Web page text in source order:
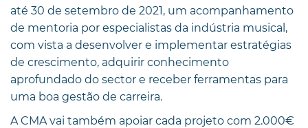
até 30 de setembro de 2021, um acompanhamento
de mentoria por especialistas da indústria musical,
com vista a desenvolver e implementar estratégias
de crescimento, adquirir conhecimento
aprofundado do sector e receber ferramentas para
uma boa gestão de carreira.
A CMA vai também apoiar cada projeto com 2.000€